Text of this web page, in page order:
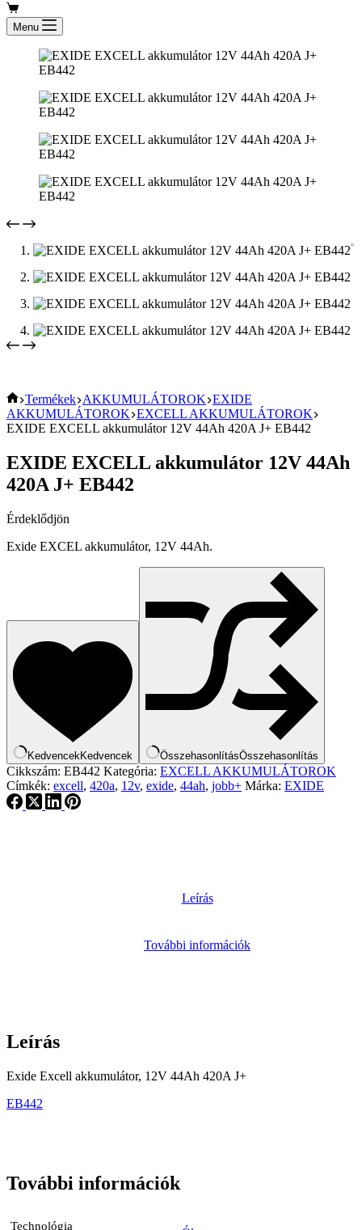
Shopping
cartMenu
KEZDŐOLDAL
Termékek AKKUMULÁTOROK EXIDE
AKKUMULÁTOROK EXCELL AKKUMULÁTOROK
EXIDE EXCELL akkumulátor 12V 44Ah 420A J+ EB442
EXIDE EXCELL akkumulátor 12V 44Ah
420A J+ EB442
Érdeklődjön
Exide EXCEL akkumulátor, 12V 44Ah.
Kedvencek Kedvencek ÖsszehasonlításÖsszehasonlítás
Cikkszám: EB442 Kategória: EXCELL AKKUMULÁTOROK
Címkék: excell, 420a, 12v, exide, 44ah, jobb+ Márka: EXIDE
Leírás
További információk
Leírás
Exide Excell akkumulátor, 12V 44Ah 420A J+
EB442
További információk
Technológia